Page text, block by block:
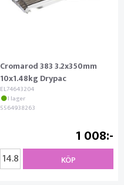
Cromarod 383 3.2x350mm
10x1.48kg Drypac
EL74643204
I lager
5564938263
1 008
KÖP